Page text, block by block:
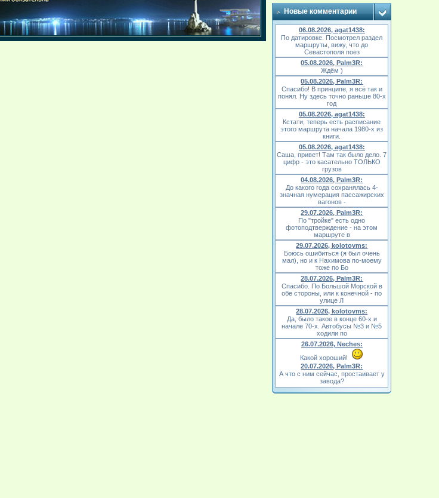
Новые комментарии
06.08.2026, agat1438:
По датировке. Посмотрел раздел
маршруты, вижу, что до
Севастополя поез
05.08.2026, Palm3R:
Ждём )
05.08.2026, Palm3R:
Спасибо! В принципе, я всё так и
понял. Ну здесь точно раньше 80-х
год
05.08.2026, agat1438:
Кстати, теперь есть расписание
этого маршрута начала 1980-х из
книги.
05.08.2026, agat1438:
Саша, привет! Там так было дело. 7
цифр - это касательно ТОЛЬКО
грузов
04.08.2026, Palm3R:
До какого года сохранялась 4-
значная нумерация пассажирских
вагонов -
29.07.2026, Palm3R:
По "тройке" есть одно
фотоподтверждение - на этом
маршруте в
29.07.2026, kolotovms:
Боюсь ошибиться (я был очень
мал), но и к Нахимова по-моему
тоже по Бо
28.07.2026, Palm3R:
Спасибо. По Большой Морской в
обе стороны, или к конечной - по
улице Л
28.07.2026, kolotovms:
Да, было такое в конце 60-х и
начале 70-х. Автобусы №3 и №5
ходили по
26.07.2026, Neches:
Какой хороший!
20.07.2026, Palm3R:
А что с ним сейчас, простаивает у
завода?